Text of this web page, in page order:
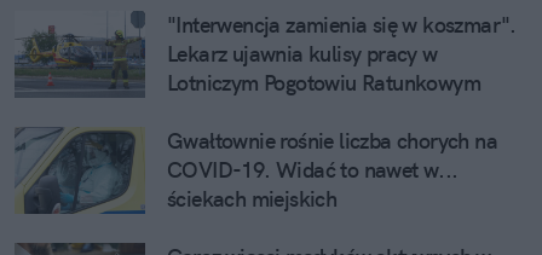
"Interwencja zamienia się w koszmar".
Lekarz ujawnia kulisy pracy w
Lotniczym Pogotowiu Ratunkowym
Gwałtownie rośnie liczba chorych na
COVID-19. Widać to nawet w...
ściekach miejskich